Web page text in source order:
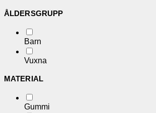
ÅLDERSGRUPP
Barn
Vuxna
MATERIAL
Gummi